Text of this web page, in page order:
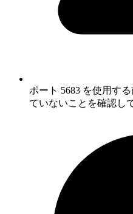
ポート 5683 を使用す
ていないことを確認し